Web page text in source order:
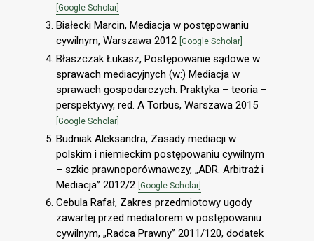
[Google Scholar]
Białecki Marcin, Mediacja w postępowaniu
cywilnym, Warszawa 2012 [Google Scholar]
Błaszczak Łukasz, Postępowanie sądowe w
sprawach mediacyjnych (w:) Mediacja w
sprawach gospodarczych. Praktyka – teoria –
perspektywy, red. A Torbus, Warszawa 2015
[Google Scholar]
Budniak Aleksandra, Zasady mediacji w
polskim i niemieckim postępowaniu cywilnym
– szkic prawnoporównawczy, „ADR. Arbitraż i
Mediacja” 2012/2 [Google Scholar]
Cebula Rafał, Zakres przedmiotowy ugody
zawartej przed mediatorem w postępowaniu
cywilnym, „Radca Prawny” 2011/120, dodatek